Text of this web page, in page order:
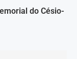
do Césio-